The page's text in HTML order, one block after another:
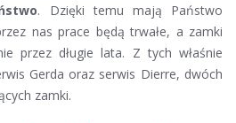
. Dzięki temu mają Państwo
nas prace będą trwałe, a zamki
przez długie lata. Z tych właśnie
Gerda oraz serwis Dierre, dwóch
zamki.